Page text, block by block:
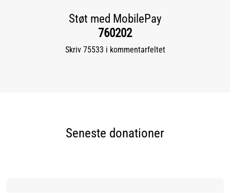
Støt med MobilePay
760202
Skriv 75533 i kommentarfeltet
Seneste donationer